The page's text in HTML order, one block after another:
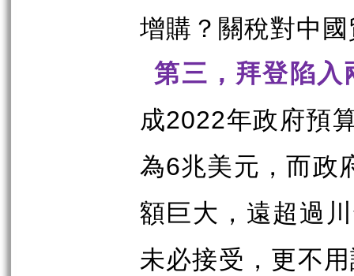
增購？關稅對中
第三，拜登陷入
成2022年政府預
為6兆美元，而政
額巨大，遠超過
未必接受，更不